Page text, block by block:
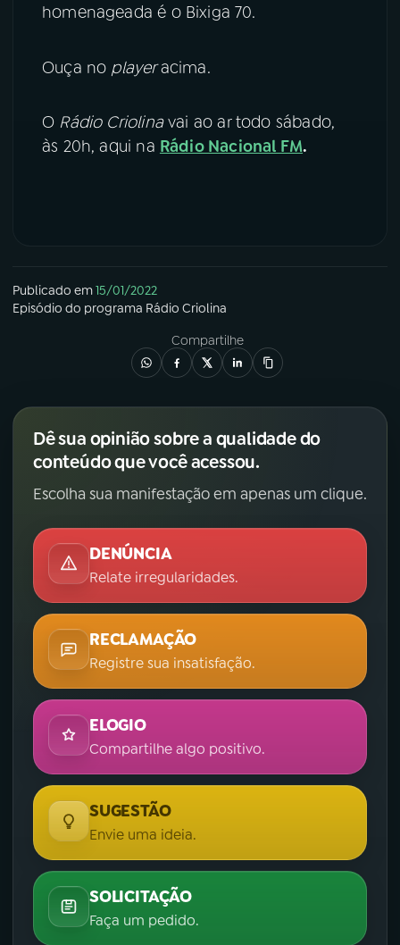
08FESTIVAL DE MÚSICA
ACOMPANHE A RÁDIO NACIONAL
YouTube
Instagram X
homenageada é o Bixiga 70.
Ouça no playeracima.
O Rádio Criolinavai ao ar todo sábado,
às 20h, aqui na Rádio Nacional FM.
Publicado em15/01/2022
Episódio do programa Rádio Criolina
Compartilhe
Dê sua opinião sobre a qualidade do
conteúdo que você acessou.
Escolha sua manifestação em apenas um clique.
DENÚNCIA
Relate irregularidades.
RECLAMAÇÃO
Registre sua insatisfação.
ELOGIO
Compartilhe algo positivo.
SUGESTÃO
Envie uma ideia.
SOLICITAÇÃO
Faça um pedido.